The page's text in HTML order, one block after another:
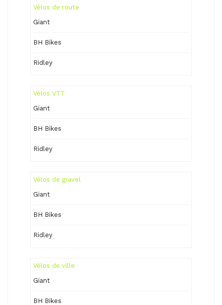
Vélos de route
Giant
BH Bikes
Ridley
Vélos VTT
Giant
BH Bikes
Ridley
Vélos de gravel
Giant
BH Bikes
Ridley
Vélos de ville
Giant
BH Bikes